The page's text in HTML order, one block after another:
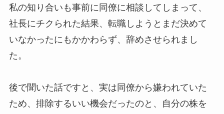
私の知り合いも事前に同僚に相談してしまって、
社長にチクられた結果、転職しようとまだ決めて
いなかったにもかかわらず、辞めさせられまし
た。
後で聞いた話ですと、実は同僚から嫌われていた
ため、排除するいい機会だったのと、自分の株を